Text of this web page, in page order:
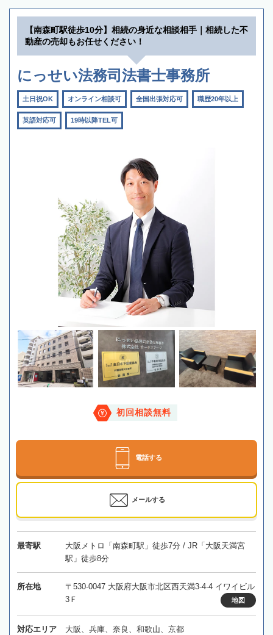
【南森町駅徒歩10分】相続の身近な相談相手｜相続した不
動産の売却もお任せください！
にっせい法務司法書士事務所
土日祝OK オンライン相談可 全国出張対応可 職歴20年以上
英語対応可 19時以降TEL可
初回相談無料
電話する
メールする
最寄駅
大阪メトロ「南森町駅」徒歩7分 / JR「大阪天満宮
駅」徒歩8分
所在地
〒530-0047 大阪府大阪市北区西天満3-4-4 イワイビル
3Ｆ
地図
対応エリア 大阪、兵庫、奈良、和歌山、京都